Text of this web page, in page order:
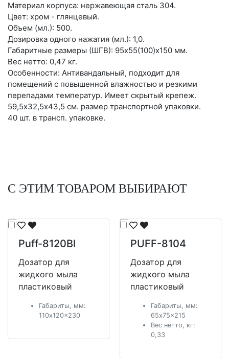
Материал корпуса: нержавеющая сталь 304.
Цвет: хром - глянцевый.
Объем (мл.): 500.
Дозировка одного нажатия (мл.): 1,0.
Габаритные размеры (ШГВ): 95х55(100)х150 мм.
Вес нетто: 0,47 кг.
Особенности: Антивандальный, подходит для
помещений с повышенной влажностью и резкими
перепадами температур. Имеет скрытый крепеж.
59,5х32,5х43,5 см. размер транспортной упаковки.
40 шт. в трансп. упаковке.
С ЭТИМ ТОВАРОМ ВЫБИРАЮТ
Puff-8120Bl
Дозатор для
жидкого мыла
пластиковый
Габариты, мм:
110x120x230
PUFF-8104
Дозатор для
жидкого мыла
пластиковый
Габариты, мм:
65x75x215
Вес нетто, кг:
0,33